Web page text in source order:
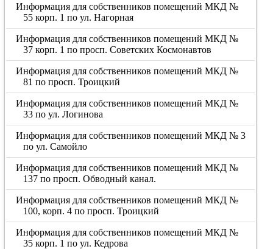
Информация для собственников помещений МКД №
55 корп. 1 по ул. Нагорная
Информация для собственников помещений МКД №
37 корп. 1 по просп. Советских Космонавтов
Информация для собственников помещений МКД №
81 по просп. Троицкий
Информация для собственников помещений МКД №
33 по ул. Логинова
Информация для собственников помещений МКД № 3
по ул. Самойло
Информация для собственников помещений МКД №
137 по просп. Обводный канал.
Информация для собственников помещений МКД №
100, корп. 4 по просп. Троицкий
Информация для собственников помещений МКД №
35 корп. 1 по ул. Кедрова